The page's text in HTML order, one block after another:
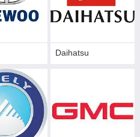
Daihatsu